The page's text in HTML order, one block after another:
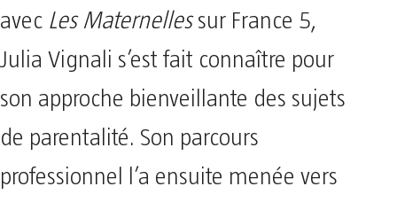
avec Les Maternellessur France 5,
Julia Vignali s’est fait connaître pour
son approche bienveillante des sujets
de parentalité. Son parcours
professionnel l’a ensuite menée vers